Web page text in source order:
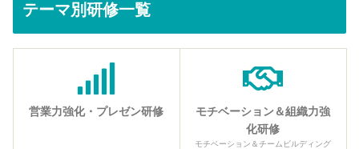
テーマ別研修一覧
営業力強化・プレゼン研修
モチベーション＆組織力強
化研修
モチベーション＆チームビルディング